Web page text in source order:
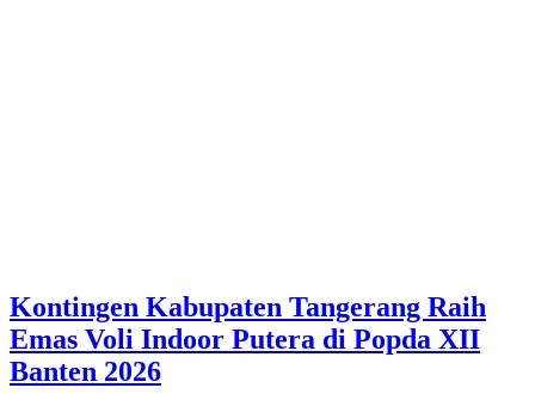
Kontingen Kabupaten Tangerang Raih
Emas Voli Indoor Putera di Popda XII
Banten 2026